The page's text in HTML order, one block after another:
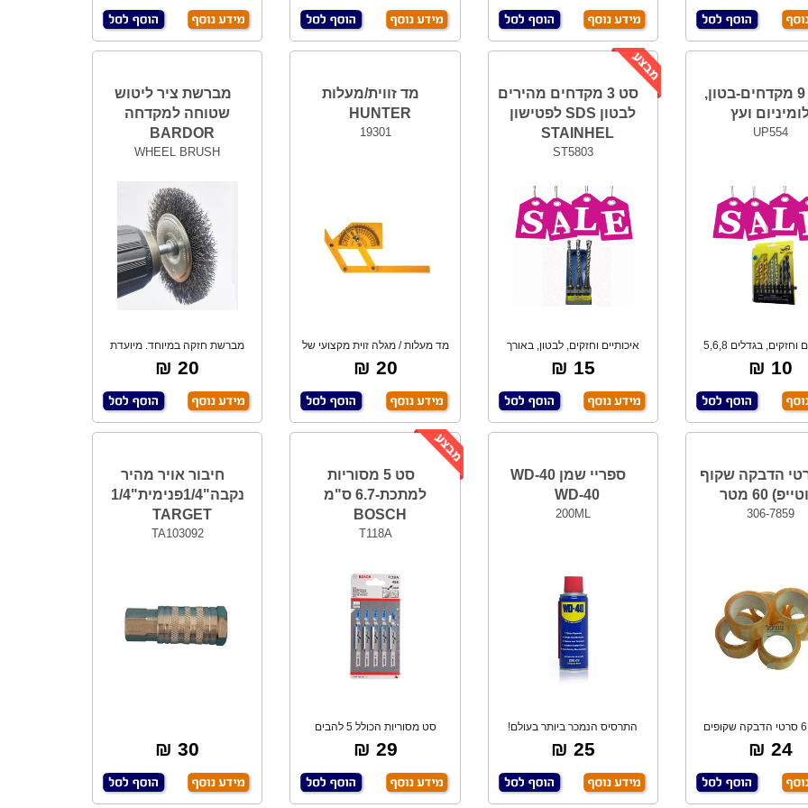
סט 9 מקדחים-בטון,
ועץ
UP554
איכותיים וחזקים, בגדלים 5,6,8
לבטון, אלו
10 ₪
סט 3 מקדחים מהירים
לבטון SDS לפטישון
STAINHEL
ST5803
איכותיים וחזקים, לבטון, באורך
160 מ"מ, כ
15 ₪
מד זווית/מעלות
HUNTER
19301
מד מעלות / מגלה זוית מקצועי של
יצרן כלי
20 ₪
מברשת ציר ליטוש
שטוחה למקדחה
BARDOR
WHEEL BRUSH
מברשת חזקה במיוחד. מיועדת
להורדת צבע, ול
20 ₪
הדבקה שקוף
60 מטר
306-7859
חבילת 6 סרטי הדבקה שקופים
איכותיים. אור
24 ₪
ספריי שמן WD-40
WD-40
200ML
התרסיס הנמכר ביותר בעולם!
מנקה, מחדש, מ
25 ₪
סט 5 מסוריות
למתכת-6.7 ס"מ
BOSCH
T118A
סט מסוריות הכולל 5 להבים
לחיתוך מתכת דק
29 ₪
חיבור אויר מהיר
נקבה"1/4פנימית"1/4
TARGET
TA103092
30 ₪